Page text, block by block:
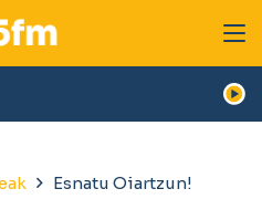
Esnatu Oiartzun!